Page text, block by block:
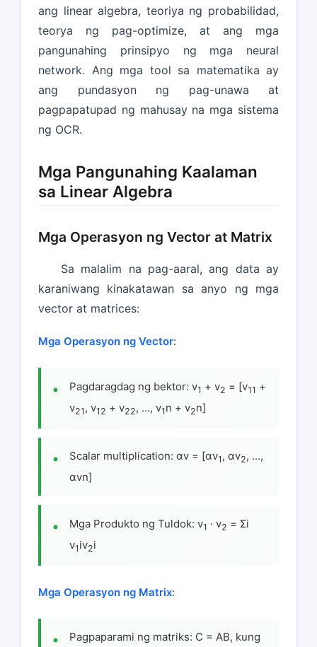
ang linear algebra, teoriya ng probabilidad,
teorya ng pag-optimize, at ang mga
pangunahing prinsipyo ng mga neural
network. Ang mga tool sa matematika ay
ang pundasyon ng pag-unawa at
pagpapatupad ng mahusay na mga sistema
ng OCR.
Mga Pangunahing Kaalaman
sa Linear Algebra
Mga Operasyon ng Vector at Matrix
Sa malalim na pag-aaral, ang data ay
karaniwang kinakatawan sa anyo ng mga
vector at matrices:
Mga Operasyon ng Vector:
Pagdaragdag ng bektor: v1 + v2 = [v11 +
v21, v12 + v22, ..., v1n + v2n]
Scalar multiplication: αv = [αv1, αv2, ...,
αvn]
Mga Produkto ng Tuldok: v1 · v2 = Σi
v1iv2i
Mga Operasyon ng Matrix:
Pagpaparami ng matriks: C = AB, kung